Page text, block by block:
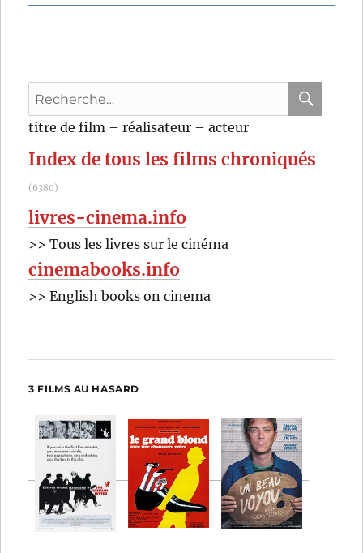
Recherche
pour
:
titre de film – réalisateur – acteur
Index de tous les films chroniqués
(6380)
livres-cinema.info
>> Tous les livres sur le cinéma
cinemabooks.info
>> English books on cinema
3 FILMS AU HASARD